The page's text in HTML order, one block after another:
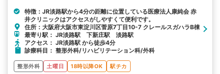
特徴：JR淡路駅から4分の距離に位置している医療法人康純会 赤
井クリニックはアクセスがしやすくて便利です。
住所：大阪府大阪市東淀川区菅原7丁目10-7 クレールスガハラB棟
最寄り駅： JR淡路駅 下新庄駅 淡路駅
アクセス： JR淡路駅 から徒歩4分
診療科目： 整形外科/リハビリテーション科/外科
整形外科 土曜日 18時以降OK 駅チカ